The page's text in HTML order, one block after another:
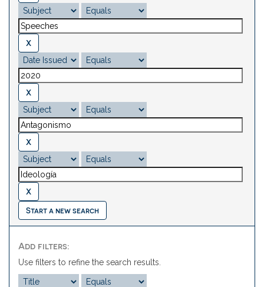
Start a new search
Add filters:
Use filters to refine the search results.